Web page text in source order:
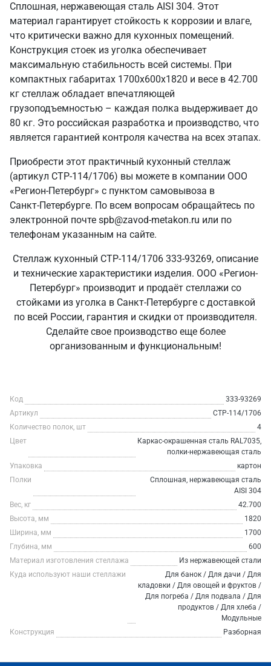
Сплошная, нержавеющая сталь AISI 304. Этот
материал гарантирует стойкость к коррозии и влаге,
что критически важно для кухонных помещений.
Конструкция стоек из уголка обеспечивает
максимальную стабильность всей системы. При
компактных габаритах 1700х600х1820 и весе в 42.700
кг стеллаж обладает впечатляющей
грузоподъемностью – каждая полка выдерживает до
80 кг. Это российская разработка и производство, что
является гарантией контроля качества на всех этапах.
Приобрести этот практичный кухонный стеллаж
(артикул СТР-114/1706) вы можете в компании ООО
«Регион-Петербург» с пунктом самовывоза в
Санкт‑Петербурге. По всем вопросам обращайтесь по
электронной почте spb@zavod-metakon.ru или по
телефонам указанным на сайте.
Стеллаж кухонный СТР-114/1706 333-93269, описание
и технические характеристики изделия. ООО «Регион-
Петербург» производит и продаёт стеллажи со
стойками из уголка в Санкт‑Петербурге с доставкой
по всей России, гарантия и скидки от производителя.
Сделайте свое производство еще более
организованным и функциональным!
Код
333-93269
Артикул
СТР-114/1706
Количество полок, шт
4
Цвет
Каркас-окрашенная сталь RAL7035,
полки-нержавеющая сталь
Упаковка
картон
Полки
Сплошная, нержавеющая сталь
AISI 304
Вес, кг
42.700
Высота, мм
1820
Ширина, мм
1700
Глубина, мм
600
Материал изготовления стеллажа
Из нержавеющей стали
Куда используют наши стеллажи
Для банок / Для дачи / Для
кладовки / Для овощей и фруктов /
Для погреба / Для подвала / Для
продуктов / Для хлеба /
Модульные
Конструкция
Разборная